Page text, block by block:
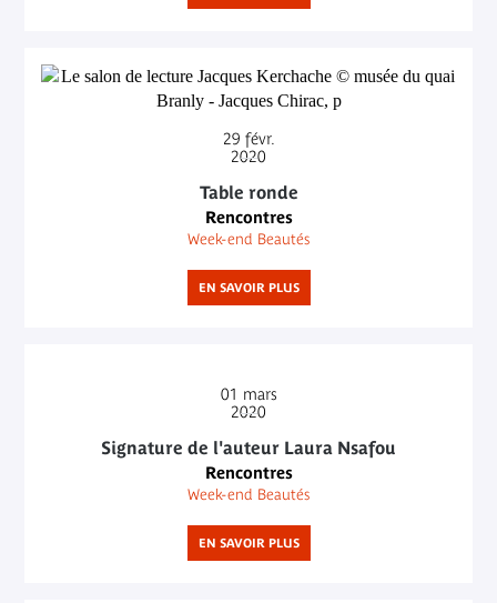
29 févr.
2020
Table ronde
Rencontres
Week-end Beautés
EN SAVOIR PLUS
01 mars
2020
Signature de l'auteur Laura Nsafou
Rencontres
Week-end Beautés
EN SAVOIR PLUS